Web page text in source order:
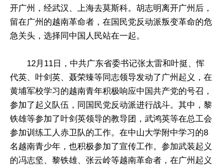
开广州，经武汉、上海去莫斯科。胡志明离开广州后，
留在广州的越南革命者，在国民党反动派叛变革命的危
急关头，选择同中国人民站在一起。
12月11日，中共广东省委书记张太雷和叶挺、恽
代英、叶剑英、聂荣臻等同志领导发动了广州起义，在
黄埔军校学习的越南青年积极响应中国共产党的号召，
参加了起义队伍，同国民党反动派进行战斗。其中，黎
铁雄等参加了叶剑英领导的教导团，武鸿英等在总工会
参加训练工人赤卫队的工作。在中山大学附中学习的8
名越南青少年，也积极参加了宣传工作。参加武装起义
的冯志坚、黎铁雄、张云岭等越南革命者，在广州起义